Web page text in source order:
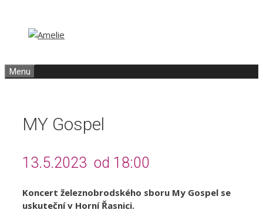
obsah
obsah
Menu
MY Gospel
13.5.2023 od 18:00
Koncert železnobrodského sboru My Gospel se
uskuteční v Horní Řasnici.